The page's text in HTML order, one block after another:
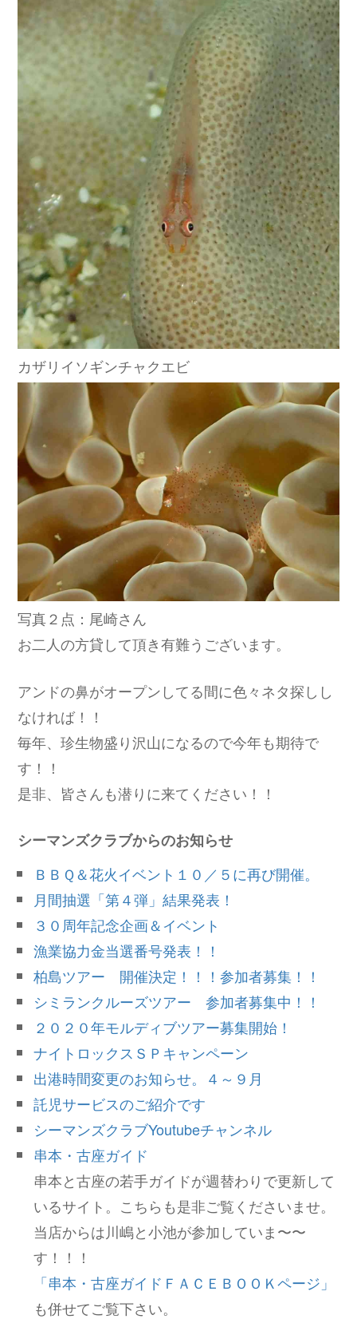
カザリイソギンチャクエビ
写真２点：尾崎さん
お二人の方貸して頂き有難うございます。
アンドの鼻がオープンしてる間に色々ネタ探しし
なければ！！
毎年、珍生物盛り沢山になるので今年も期待で
す！！
是非、皆さんも潜りに来てください！！
シーマンズクラブからのお知らせ
ＢＢＱ＆花火イベント１０／５に再び開催。
月間抽選「第４弾」結果発表！
３０周年記念企画＆イベント
漁業協力金当選番号発表！！
柏島ツアー 開催決定！！！参加者募集！！
シミランクルーズツアー 参加者募集中！！
２０２０年モルディブツアー募集開始！
ナイトロックスＳＰキャンペーン
出港時間変更のお知らせ。４～９月
託児サービスのご紹介です
シーマンズクラブYoutubeチャンネル
串本・古座ガイド
串本と古座の若手ガイドが週替わりで更新して
いるサイト。こちらも是非ご覧くださいませ。
当店からは川嶋と小池が参加していま〜〜
す！！！
「串本・古座ガイドＦＡＣＥＢＯＯＫページ」
も併せてご覧下さい。